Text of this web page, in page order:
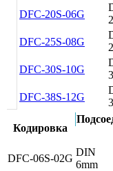
DFC-20S-06G
DFC-25S-08G
DFC-30S-10G
DFC-38S-12G
Кодировка
DFC-06S-02G
DIN
6mm